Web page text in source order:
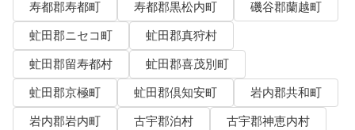
寿都郡寿都町
寿都郡黒松内町
磯谷郡蘭越町
虻田郡ニセコ町
虻田郡真狩村
虻田郡留寿都村
虻田郡喜茂別町
虻田郡京極町
虻田郡倶知安町
岩内郡共和町
岩内郡岩内町
古宇郡泊村
古宇郡神恵内村